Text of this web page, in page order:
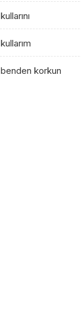
kullarını
kullarım
benden korkun